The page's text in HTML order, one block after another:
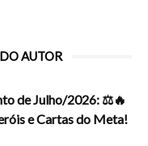
AUTOR
de Julho/2026: ⚖️🔥
e Cartas do Meta!